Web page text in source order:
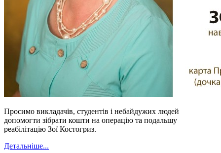
Просимо викладачів, студентів і небайдужих людей
допомогти зібрати кошти на операцію та подальшу
реабілітацію Зої Костогриз.
Детальніше...